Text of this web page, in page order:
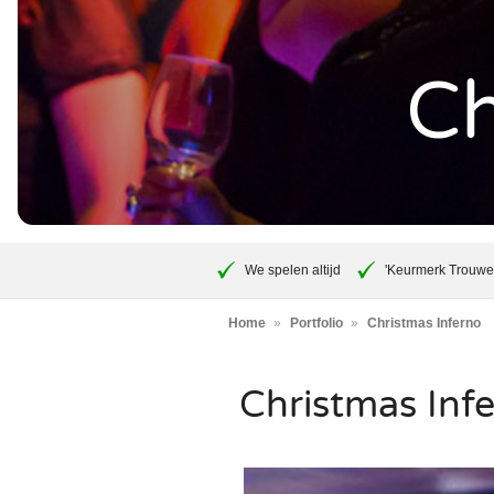
35UP
We spelen altijd 'Keurmerk
Home Portfolio Christmas Inferno
Christmas